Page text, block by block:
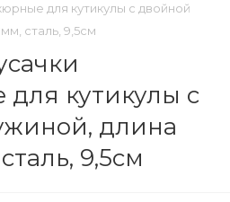
для кутикулы с двойной
сталь, 9,5см
кутикулы с
длина
9,5см